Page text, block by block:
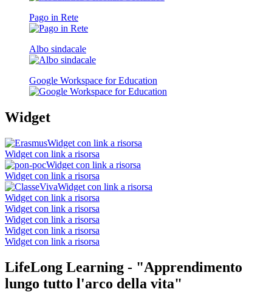
Pago in Rete
Albo sindacale
Google Workspace for Education
Widget
Widget con link a risorsa
Widget con link a risorsa
Widget con link a risorsa
Widget con link a risorsa
Widget con link a risorsa
Widget con link a risorsa
Widget con link a risorsa
Widget con link a risorsa
Widget con link a risorsa
Widget con link a risorsa
LifeLong Learning - "Apprendimento
lungo tutto l'arco della vita"